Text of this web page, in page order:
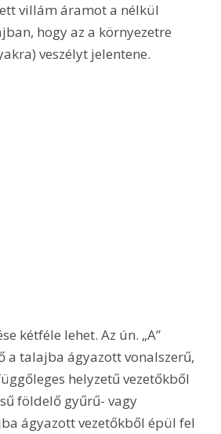
villám áramot a nélkül
hogy az a környezetre
veszélyt jelentene.
kétféle lehet. Az ún. „A”
a talajba ágyazott vonalszerű,
helyzetű vezetőkből
földelő gyűrű- vagy
ágyazott vezetőkből épül fel